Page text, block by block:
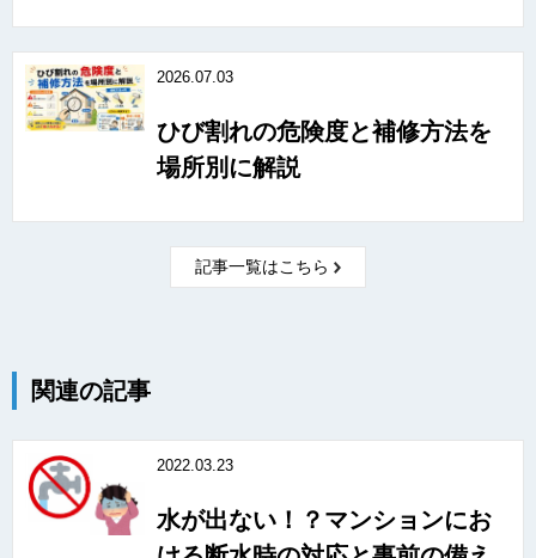
2026.07.03
ひび割れの危険度と補修方法を
場所別に解説
記事一覧はこちら
関連の記事
2022.03.23
水が出ない！？マンションにお